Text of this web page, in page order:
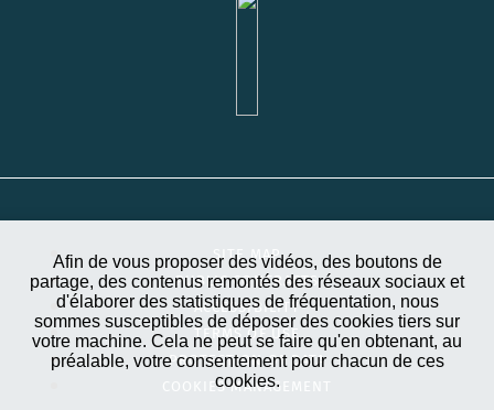
Afin de vous proposer des vidéos, des boutons de
partage, des contenus remontés des réseaux sociaux et
d'élaborer des statistiques de fréquentation, nous
sommes susceptibles de déposer des cookies tiers sur
votre machine. Cela ne peut se faire qu'en obtenant, au
préalable, votre consentement pour chacun de ces
cookies.
SITE MAP
PUBLIC CONTRACTS
ACCESSIBILITY
TERMS OF USE
PROTECTION OF DATA
COOKIES MANAGEMENT